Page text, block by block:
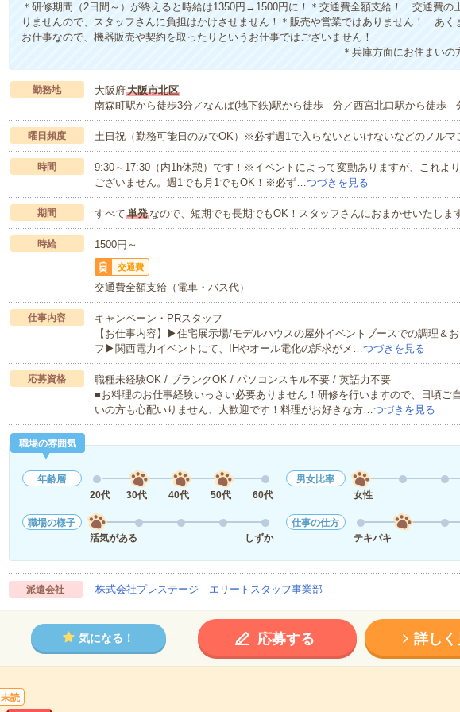
＊研修期間（2日間～）が終えると時給は1350円→1500円に！＊交通費全額支給！ 交通費の
りませんので、スタッフさんに負担はかけさせません！＊販売や営業ではありません！ あく
お仕事なので、機器販売や契約を取ったりというお仕事ではござ
＊兵庫方面にお住まいの方大
勤務地 大阪府大阪市北区
南森町駅から徒歩3分／なんば(地下鉄)駅から徒歩---分／西宮北口駅から徒歩---
曜日頻度 土日祝（勤務可能日のみでOK）※必ず週1で入らないといけないなどのノルマ
時間
9:30～17:30（内1h休憩）です！※イベントによって変動ありますが、これよ
ございません。週1でも月1でもOK！※必ず…つづきを見る
期間 すべて単発なので、短期でも長期でもOK！スタッフさんにおまかせいたしま
時給 1500円～
交通費
交通費全額支給（電車・バス代）
仕事内容
キャンペーン・PRスタッフ
【お仕事内容】▶住宅展示場/モデルハウスの屋外イベントブースでの調理＆
フ▶関西電力イベントにて、IHやオール電化の訴求がメ…つづきを見る
応募資格
職種未経験OK / ブランクOK / パソコンスキル不要 / 英語力不要
■お料理のお仕事経験いっさい必要ありません！研修を行いますので、日頃ご
いの方も心配いりません、大歓迎です！料理がお好きな方…つづきを見る
職場の雰囲気
年齢層
20代
30代 40代 50代 60代
男女比率
女性
職場の様子
活気がある
しずか
仕事の仕方
テキパキ
派遣会社 株式会社プレステージ エリートスタッフ事業部
気になる！ 応募する 詳しく
未読